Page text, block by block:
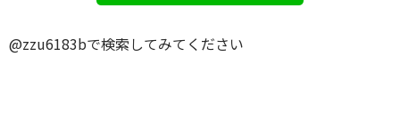
@zzu6183bで検索してみてください